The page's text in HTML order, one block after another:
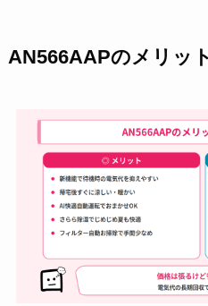
AN566AAPのメリッ